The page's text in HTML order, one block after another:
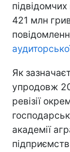
421 млн
Як
упродовж
ревізії
академії